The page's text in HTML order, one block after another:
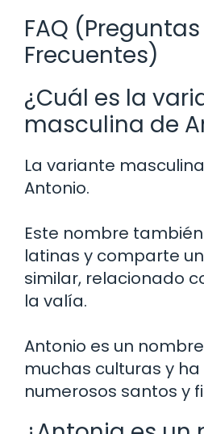
FAQ (Preguntas
Frecuentes)
¿Cuál es la
masculina de
La variante
Antonio.
Este nombre
latinas y comparte
similar, relacionado
la valía.
Antonio es un
muchas culturas y
numerosos santos y